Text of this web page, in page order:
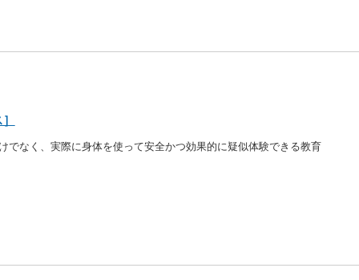
でなく、実際に身体を使って安全かつ効果的に疑似体験できる教育